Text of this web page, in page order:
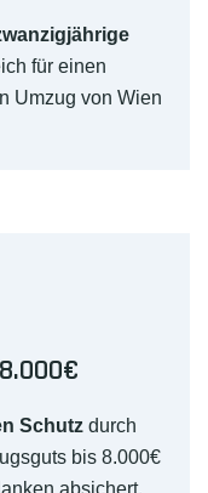
für einen
Umzug von Wien
Schutz durch
bis 8.000€
absichert.